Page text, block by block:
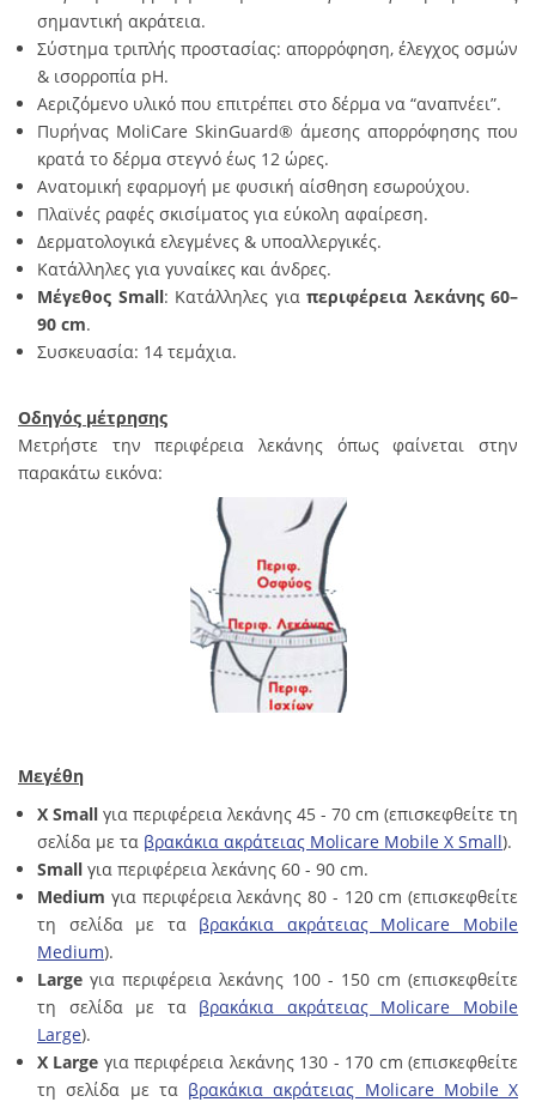
σημαντική ακράτεια.
Σύστημα τριπλής προστασίας: απορρόφηση, έλεγχος οσμών
& ισορροπία pH.
Αεριζόμενο υλικό που επιτρέπει στο δέρμα να “αναπνέει”.
Πυρήνας MoliCare SkinGuard® άμεσης απορρόφησης που
κρατά το δέρμα στεγνό έως 12 ώρες.
Ανατομική εφαρμογή με φυσική αίσθηση εσωρούχου.
Πλαϊνές ραφές σκισίματος για εύκολη αφαίρεση.
Δερματολογικά ελεγμένες & υποαλλεργικές.
Κατάλληλες για γυναίκες και άνδρες.
Μέγεθος Small: Κατάλληλες για περιφέρεια λεκάνης 60–
90 cm.
Συσκευασία: 14 τεμάχια.
Οδηγός μέτρησης
Μετρήστε την περιφέρεια λεκάνης όπως φαίνεται στην
παρακάτω εικόνα:
Μεγέθη
X Small για περιφέρεια λεκάνης 45 - 70 cm (επισκεφθείτε τη
σελίδα με τα βρακάκια ακράτειας Molicare Mobile X Small).
Small για περιφέρεια λεκάνης 60 - 90 cm.
Medium για περιφέρεια λεκάνης 80 - 120 cm (επισκεφθείτε
τη σελίδα με τα βρακάκια ακράτειας Molicare Mobile
Medium).
Large για περιφέρεια λεκάνης 100 - 150 cm (επισκεφθείτε
τη σελίδα με τα βρακάκια ακράτειας Molicare Mobile
Large).
X Large για περιφέρεια λεκάνης 130 - 170 cm (επισκεφθείτε
τη σελίδα με τα βρακάκια ακράτειας Molicare Mobile Χ